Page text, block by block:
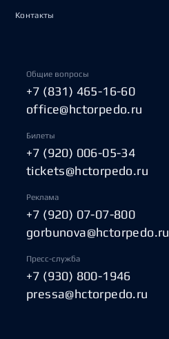
Контакты
Общие вопросы
+7 (831) 465-16-60
office@hctorpedo.ru
Билеты
+7 (920) 006-05-34
tickets@hctorpedo.ru
Реклама
+7 (920) 07-07-800
gorbunova@hctorpedo.ru
Пресс-служба
+7 (930) 800-1946
pressa@hctorpedo.ru